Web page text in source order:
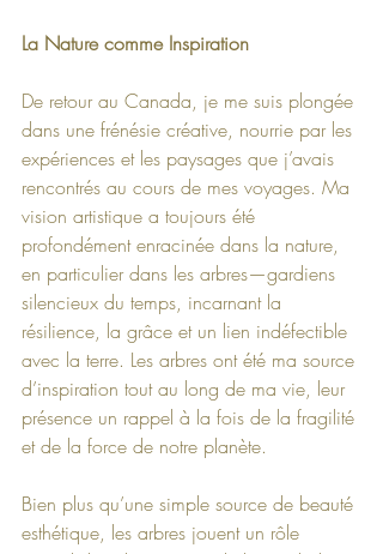
La Nature comme Inspiration
De retour au Canada, je me suis plongée
dans une frénésie créative, nourrie par les
expériences et les paysages que j’avais
rencontrés au cours de mes voyages. Ma
vision artistique a toujours été
profondément enracinée dans la nature,
en particulier dans les arbres—gardiens
silencieux du temps, incarnant la
résilience, la grâce et un lien indéfectible
avec la terre. Les arbres ont été ma source
d’inspiration tout au long de ma vie, leur
présence un rappel à la fois de la fragilité
et de la force de notre planète.
Bien plus qu’une simple source de beauté
esthétique, les arbres jouent un rôle